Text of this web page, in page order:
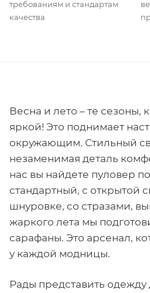
требованиям и стандартам
качества
Весна и лето – те сезоны,
яркой! Это поднимает
окружающим. Стильный
незаменимая деталь
нас вы найдете пуловер
стандартный, с открытой
шнуровке, со стразами,
жаркого лета мы
сарафаны. Это арсенал,
у каждой модницы.
Рады представить